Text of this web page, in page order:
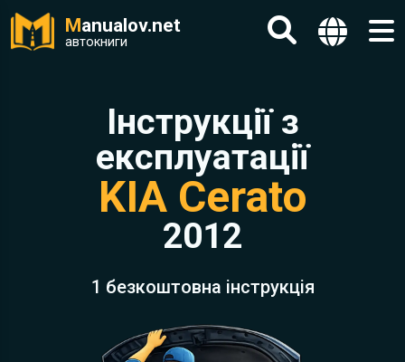
Manualov.net
автокниги
Інструкції з
експлуатації
KIA Cerato
2012
1 безкоштовна інструкція